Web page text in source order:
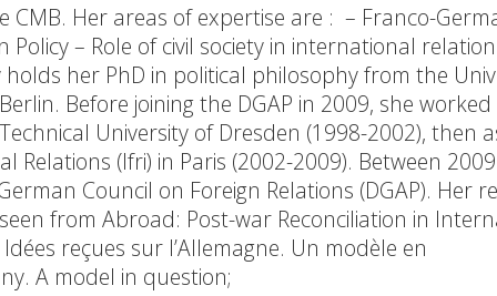
CMB. Her areas of expertise are : – Franco-
– Role of civil society in international
her PhD in political philosophy from the
Before joining the DGAP in 2009, she
University of Dresden (1998-2002), then
(Ifri) in Paris (2002-2009). Between
Council on Foreign Relations (DGAP). Her
from Abroad: Post-war Reconciliation in
reçues sur l’Allemagne. Un modèle en
A model in question;